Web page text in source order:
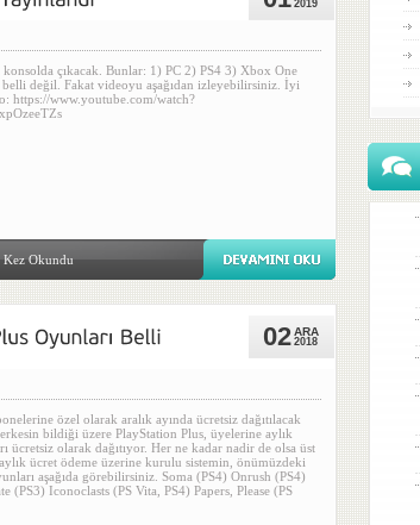
2019
çıkacak. Bunlar: 1) PC 2) PS4 3) Xbox One
belli değil. Fakat videoyu aşağıdan izleyebilirsiniz. İyi
https://www.youtube.com/watch?
Kez Okundu
02ARA
2018
özel olarak aralık ayında ücretsiz dağıtılacak
bildiği üzere PlayStation Plus, üyelerine aylık
ücretsiz olarak dağıtıyor. Her ne kadar nadir de olsa üst
ücret ödeme üzerine kurulu sistemin, önümüzdeki
aşağıda görebilirsiniz. Soma (PS4) Onrush (PS4)
(PS3) Iconoclasts (PS Vita, PS4) Papers, Please (PS